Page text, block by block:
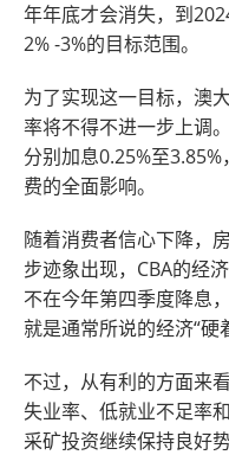
年年底才会消失，到
2% -3%的目标范围。
为了实现这一目标，澳
率将不得不进一步上调
分别加息0.25%至
费的全面影响。
随着消费者信心下降，
步迹象出现，CBA的经
不在今年第四季度降息
就是通常所说的经济“硬
不过，从有利的方面来
失业率、低就业不足率
采矿投资继续保持良好